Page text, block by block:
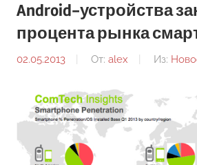
Android-устройства
процента рынка
02.05.2013 От: alex Из: